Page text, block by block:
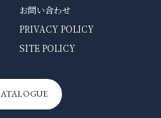
お問い合わせ
PRIVACY POLICY
SITE POLICY